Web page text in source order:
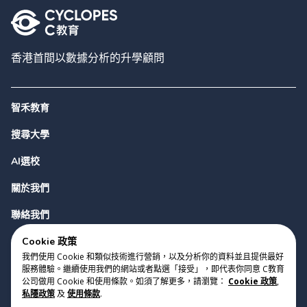
香港首間以數據分析的升學顧問
智禾教育
搜尋大學
AI選校
關於我們
聯絡我們
版權 2023 Cyclopes® •
Cookie 政策
我們使用 Cookie 和類似技術進行營銷，以及分析你的資料並且提供最好
服務體驗。繼續使用我們的網站或者點選「接受」，即代表你同意 C教育
公司做用 Cookie 和使用條款。如須了解更多，請瀏覽： Cookie 政策,
私隱政策及 使用條款.